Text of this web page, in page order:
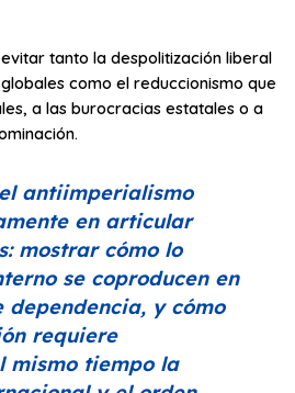
tanto la despolitización liberal
como el reduccionismo que
a las burocracias estatales o a
antiimperialismo
en articular
mostrar cómo lo
se coproducen en
dependencia, y cómo
requiere
mismo tiempo la